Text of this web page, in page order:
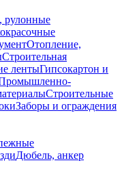
рулонные
Отопление,
Строительная
лентыГипсокартон и
Строительные
Заборы и ограждения
Дюбель, анкер